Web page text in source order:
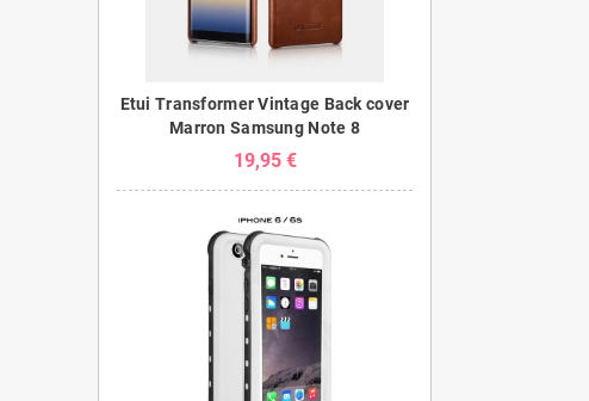
Etui Transformer Vintage Back cover
Marron Samsung Note 8
19,95 €